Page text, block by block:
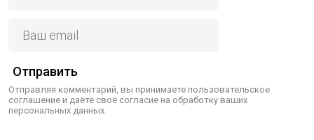
Отправить
Отправляя комментарий, вы принимаете пользовательское
соглашение и даёте своё согласие на обработку ваших
персональных данных.